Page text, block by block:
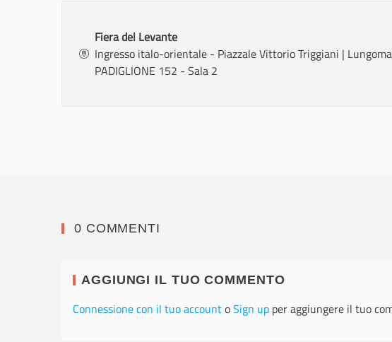
Fiera del Levante
Ingresso italo-orientale - Piazzale Vittorio Triggiani |
PADIGLIONE 152 - Sala 2
0 COMMENTI
AGGIUNGI IL TUO COMMENTO
Connessione con il tuo accountoSign up per aggiungere il tuo